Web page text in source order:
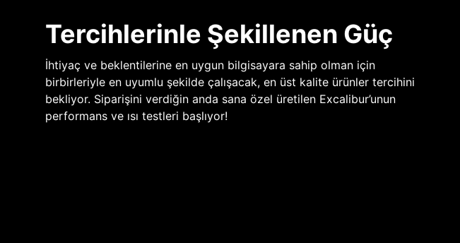
Tercihlerinle Şekillenen Güç
İhtiyaç ve beklentilerine en uygun bilgisayara sahip olman için
birbirleriyle en uyumlu şekilde çalışacak, en üst kalite ürünler tercihini
bekliyor. Siparişini verdiğin anda sana özel üretilen Excalibur’unun
performans ve ısı testleri başlıyor!